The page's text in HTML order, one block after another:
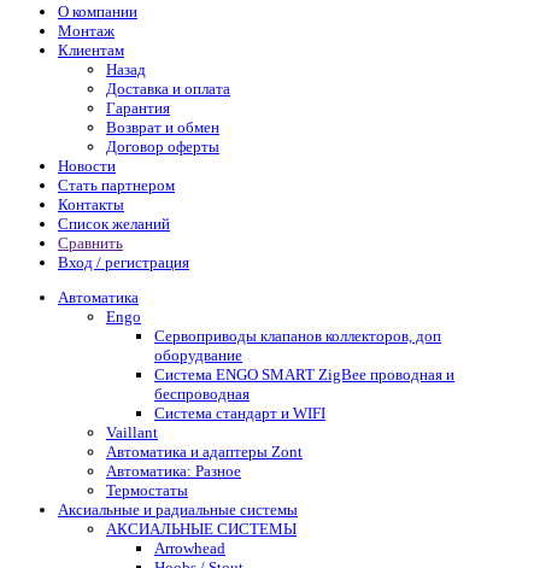
О компании
Монтаж
Клиентам
Назад
Доставка и оплата
Гарантия
Возврат и обмен
Договор оферты
Новости
Стать партнером
Контакты
Список желаний
Сравнить
Вход / регистрация
Автоматика
Engo
Сервоприводы клапанов коллекторов, доп
оборудвание
Система ENGO SMART ZigBee проводная и
беспроводная
Система стандарт и WIFI
Vaillant
Автоматика и адаптеры Zont
Автоматика: Разное
Термостаты
Аксиальные и радиальные системы
АКСИАЛЬНЫЕ СИСТЕМЫ
Arrowhead